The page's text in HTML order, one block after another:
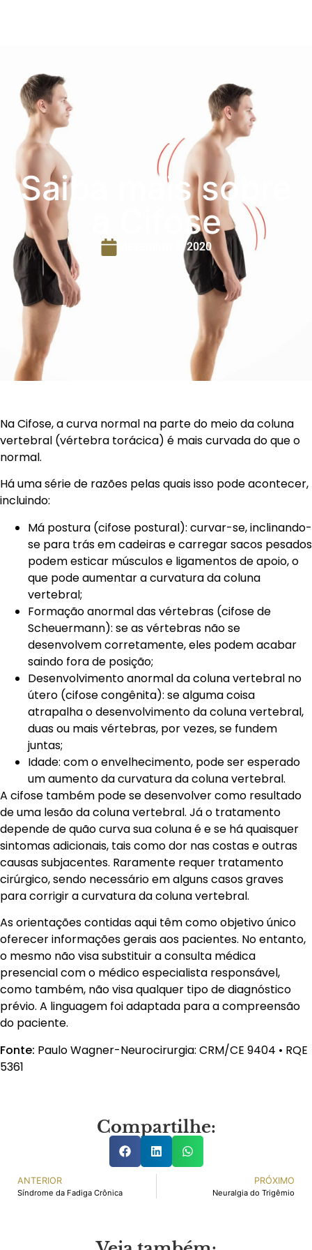
Saiba mais sobre
a Cifose
dezembro 5, 2020
Na Cifose, a curva normal na parte do meio da coluna
vertebral (vértebra torácica) é mais curvada do que o
normal.
Há uma série de razões pelas quais isso pode acontecer,
incluindo:
Má postura (cifose postural): curvar-se, inclinando-
se para trás em cadeiras e carregar sacos pesados
podem esticar músculos e ligamentos de apoio, o
que pode aumentar a curvatura da coluna
vertebral;
Formação anormal das vértebras (cifose de
Scheuermann): se as vértebras não se
desenvolvem corretamente, eles podem acabar
saindo fora de posição;
Desenvolvimento anormal da coluna vertebral no
útero (cifose congênita): se alguma coisa
atrapalha o desenvolvimento da coluna vertebral,
duas ou mais vértebras, por vezes, se fundem
juntas;
Idade: com o envelhecimento, pode ser esperado
um aumento da curvatura da coluna vertebral.
A cifose também pode se desenvolver como resultado
de uma lesão da coluna vertebral. Já o tratamento
depende de quão curva sua coluna é e se há quaisquer
sintomas adicionais, tais como dor nas costas e outras
causas subjacentes. Raramente requer tratamento
cirúrgico, sendo necessário em alguns casos graves
para corrigir a curvatura da coluna vertebral.
As orientações contidas aqui têm como objetivo único
oferecer informações gerais aos pacientes. No entanto,
o mesmo não visa substituir a consulta médica
presencial com o médico especialista responsável,
como também, não visa qualquer tipo de diagnóstico
prévio. A linguagem foi adaptada para a compreensão
do paciente.
Fonte: Paulo Wagner-Neurocirurgia: CRM/CE 9404 • RQE
5361
Compartilhe:
ANTERIOR
Síndrome da Fadiga Crônica
PRÓXIMO
Neuralgia do Trigêmio